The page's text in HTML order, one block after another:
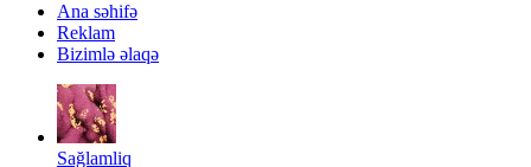
Ana səhifə
Reklam
Bizimlə əlaqə
Sağlamliq